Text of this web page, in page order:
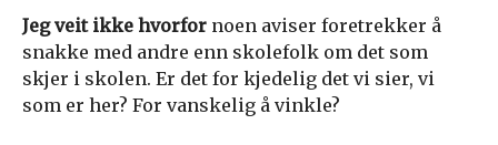
Jeg veit ikke hvorfor noen aviser foretrekker å
snakke med andre enn skolefolk om det som
skjer i skolen. Er det for kjedelig det vi sier, vi
som er her? For vanskelig å vinkle?